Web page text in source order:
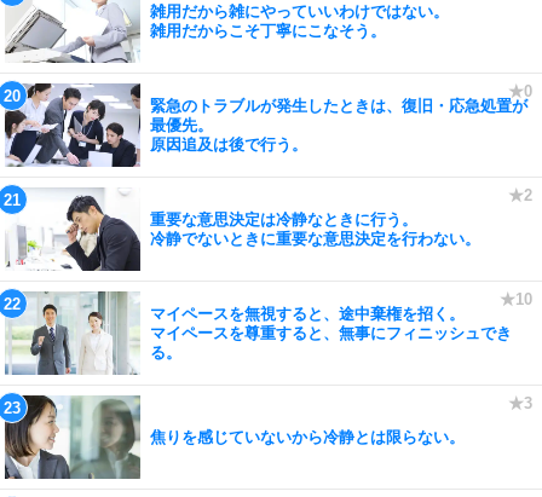
雑用だから雑にやっていいわけではない。
雑用だからこそ丁寧にこなそう。
緊急のトラブルが発生したときは、復旧・応急処置が
最優先。
原因追及は後で行う。
重要な意思決定は冷静なときに行う。
冷静でないときに重要な意思決定を行わない。
マイペースを無視すると、途中棄権を招く。
マイペースを尊重すると、無事にフィニッシュでき
る。
焦りを感じていないから冷静とは限らない。